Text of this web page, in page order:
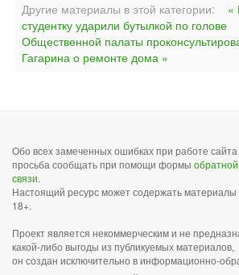
Другие материалы в этой категории:
«
студентку ударили бутылкой по голове
Общественной палаты
Гагарина о ремонте дома »
Обо всех замеченных ошибках при работе сайта
просьба сообщать при помощи формы обратной
связи.
Настоящий ресурс может содержать материалы
18+.
Проект является некоммерческим и не
какой-либо выгоды из публикуемых материалов,
он создан исключительно в информационно-